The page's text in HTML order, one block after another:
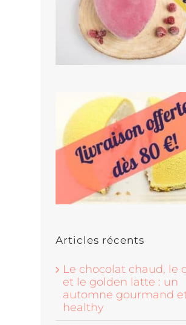
Articles récents
Le chocolat chaud, le
et le golden latte : un
automne gourmand
healthy